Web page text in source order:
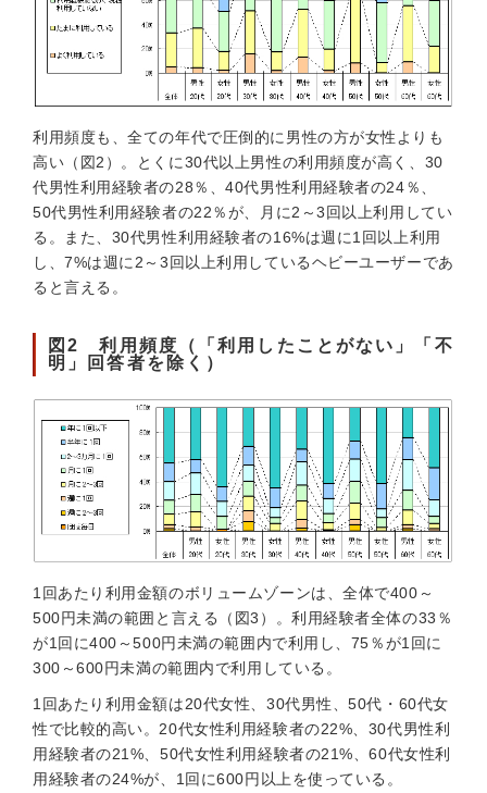
利用頻度も、全ての年代で圧倒的に男性の方が女性よりも
高い（図2）。とくに30代以上男性の利用頻度が高く、30
代男性利用経験者の28％、40代男性利用経験者の24％、
50代男性利用経験者の22％が、月に2～3回以上利用してい
る。また、30代男性利用経験者の16%は週に1回以上利用
し、7%は週に2～3回以上利用しているヘビーユーザーであ
ると言える。
図2 利用頻度（「利用したことがない」「不
明」回答者を除く）
1回あたり利用金額のボリュームゾーンは、全体で400～
500円未満の範囲と言える（図3）。利用経験者全体の33％
が1回に400～500円未満の範囲内で利用し、75％が1回に
300～600円未満の範囲内で利用している。
1回あたり利用金額は20代女性、30代男性、50代・60代女
性で比較的高い。20代女性利用経験者の22%、30代男性利
用経験者の21%、50代女性利用経験者の21%、60代女性利
用経験者の24%が、1回に600円以上を使っている。